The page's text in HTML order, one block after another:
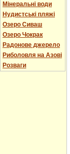
Мінеральні води
Нудистські пляжі
Озеро Сиваш
Озеро Чокрак
Радонове джерело
Риболовля на Азові
Розваги